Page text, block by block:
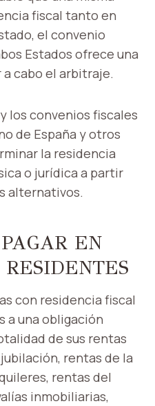
fiscal tanto en
el convenio
Estados ofrece una
cabo el arbitraje.
los convenios fiscales
de España y otros
la residencia
o jurídica a partir
alternativos.
EN
con residencia fiscal
a una obligación
de sus rentas
rentas de la
rentas del
inmobiliarias,